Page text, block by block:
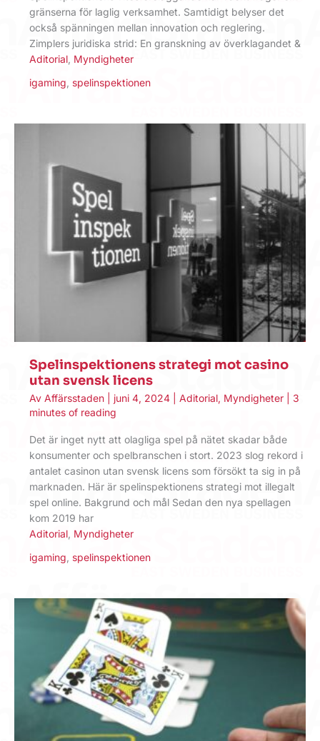
gränserna för laglig verksamhet. Samtidigt belyser det
också spänningen mellan innovation och reglering.
Zimplers juridiska strid: En granskning av överklagandet &
Aditorial Myndigheter
igaming spelinspektionen
Spelinspektionens strategi mot casino
utan svensk licens
Av Affärsstaden juni 4, 2024 Aditorial, Myndigheter
3
minutes of reading
Det är inget nytt att olagliga spel på nätet skadar både
konsumenter och spelbranschen i stort. 2023 slog rekord i
antalet casinon utan svensk licens som försökt ta sig in på
marknaden. Här är spelinspektionens strategi mot illegalt
spel online. Bakgrund och mål Sedan den nya spellagen
kom 2019 har
Aditorial Myndigheter
igaming spelinspektionen